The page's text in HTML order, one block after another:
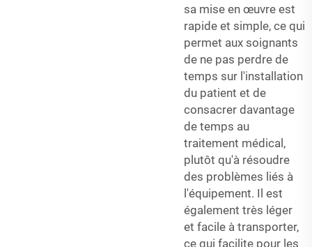
sa mise en œuvre est
rapide et simple, ce qui
permet aux soignants
de ne pas perdre de
temps sur l'installation
du patient et de
consacrer davantage
de temps au
traitement médical,
plutôt qu'à résoudre
des problèmes liés à
l'équipement. Il est
également très léger
et facile à transporter,
ce qui facilite pour les